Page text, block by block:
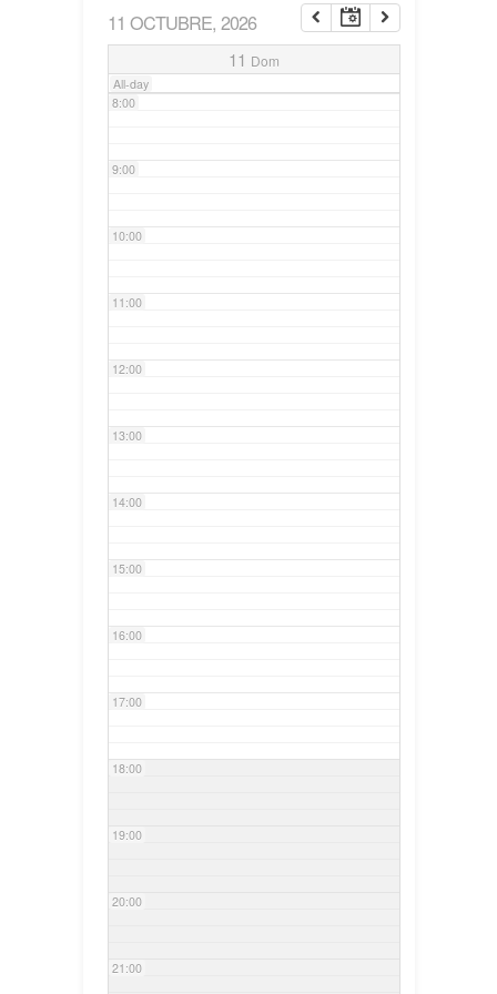
11 OCTUBRE, 2026
11 Dom
All-day
7:00
8:00
9:00
10:00
11:00
12:00
13:00
14:00
15:00
16:00
17:00
18:00
19:00
20:00
21:00